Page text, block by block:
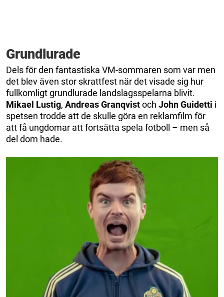
Grundlurade
Dels för den fantastiska VM-sommaren som var men
det blev även stor skrattfest när det visade sig hur
fullkomligt grundlurade landslagsspelarna blivit.
Mikael Lustig, Andreas Granqvistoch John Guidetti i
spetsen trodde att de skulle göra en reklamfilm för
att få ungdomar att fortsätta spela fotboll – men så
del dom hade.